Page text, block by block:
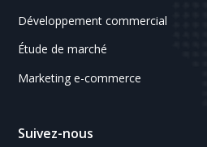
Développement commercial
Étude de marché
Marketing e-commerce
Suivez-nous